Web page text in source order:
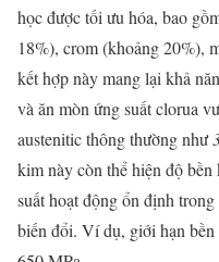
học được tối ưu hóa, bao
18%), crom (khoảng 20%),
kết hợp này mang lại khả
và ăn mòn ứng suất clorua
austenitic thông thường như
kim này còn thể hiện độ bền
suất hoạt động ổn định
biến đổi. Ví dụ, giới hạn